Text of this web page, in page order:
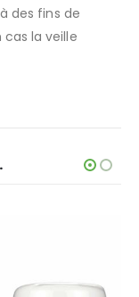
des fins de
la veille